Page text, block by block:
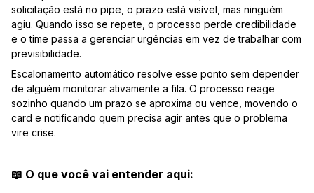
solicitação está no pipe, o prazo está visível, mas ninguém
agiu. Quando isso se repete, o processo perde credibilidade
e o time passa a gerenciar urgências em vez de trabalhar com
previsibilidade.
Escalonamento automático resolve esse ponto sem depender
de alguém monitorar ativamente a fila. O processo reage
sozinho quando um prazo se aproxima ou vence, movendo o
card e notificando quem precisa agir antes que o problema
vire crise.
📖 O que você vai entender aqui: